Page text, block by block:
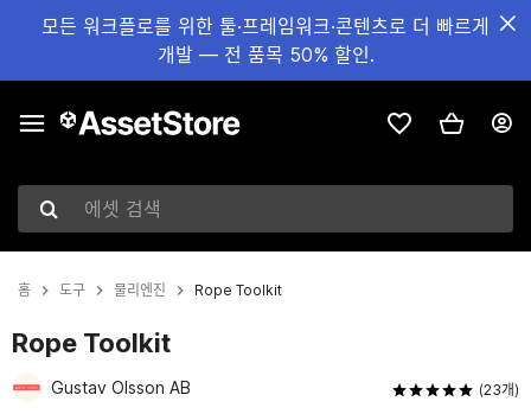
모든 워크플로를 위한 툴·프레임워크·콘텐츠로 더 빠르게
개발 — 전 품목 50% 할인.
에셋 검색
홈 도구 물리엔진 Rope Toolkit
Rope Toolkit
Gustav Olsson AB (23개)